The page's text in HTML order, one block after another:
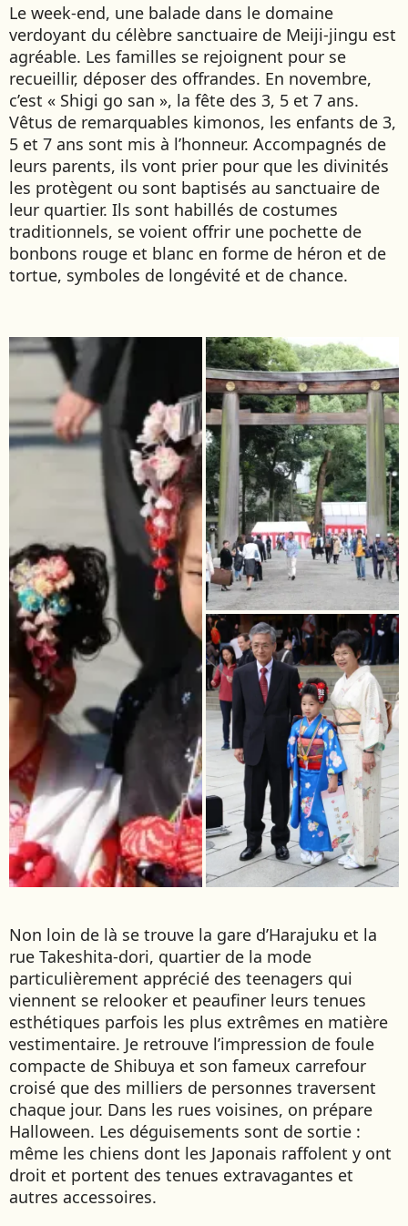
SIERRA LEONE
SOCOTRA (YÉMEN)
SRI LANKA
TADJIKISTAN
TANZANIE
TOGO
TURKMÉNISTAN
TURQUIE
VIETNAM
ZANZIBAR
Le week-end, une balade dans le domaine
verdoyant du célèbre sanctuaire de Meiji-jingu est
agréable. Les familles se rejoignent pour se
recueillir, déposer des offrandes. En novembre,
c’est « Shigi go san », la fête des 3, 5 et 7 ans.
Vêtus de remarquables kimonos, les enfants de 3,
5 et 7 ans sont mis à l’honneur. Accompagnés de
leurs parents, ils vont prier pour que les divinités
les protègent ou sont baptisés au sanctuaire de
leur quartier. Ils sont habillés de costumes
traditionnels, se voient offrir une pochette de
bonbons rouge et blanc en forme de héron et de
tortue, symboles de longévité et de chance.
Non loin de là se trouve la gare d’Harajuku et la
rue Takeshita-dori, quartier de la mode
particulièrement apprécié des teenagers qui
viennent se relooker et peaufiner leurs tenues
esthétiques parfois les plus extrêmes en matière
vestimentaire. Je retrouve l’impression de foule
compacte de Shibuya et son fameux carrefour
croisé que des milliers de personnes traversent
chaque jour. Dans les rues voisines, on prépare
Halloween. Les déguisements sont de sortie :
même les chiens dont les Japonais raffolent y ont
droit et portent des tenues extravagantes et
autres accessoires.